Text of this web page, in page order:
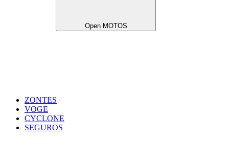
Open MOTOS
ZONTES
VOGE
CYCLONE
SEGUROS